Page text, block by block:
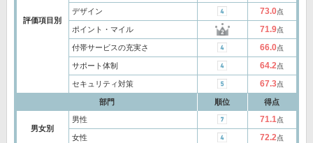
評価項目別
デザイン 73.0点
ポイント・マイル 71.9点
付帯サービスの充実さ 66.0点
サポート体制 64.2点
セキュリティ対策 67.3点
部門 順位 得点
男女別
男性 71.1点
女性 72.2点